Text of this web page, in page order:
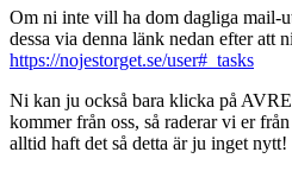
Om ni inte vill ha dom dagliga mail-
dessa via denna länk nedan efter att
https://nojestorget.se/user#_tasks
Ni kan ju också bara klicka på
kommer från oss, så raderar vi er
alltid haft det så detta är ju inget nytt!